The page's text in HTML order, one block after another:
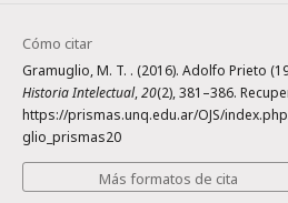
Cómo citar
Gramuglio, M. T. . (2016). Adolfo Prieto
Historia Intelectual,20(2), 381–386.
https://prismas.unq.edu.ar/OJS/
glio_prismas20
Más formatos de cita